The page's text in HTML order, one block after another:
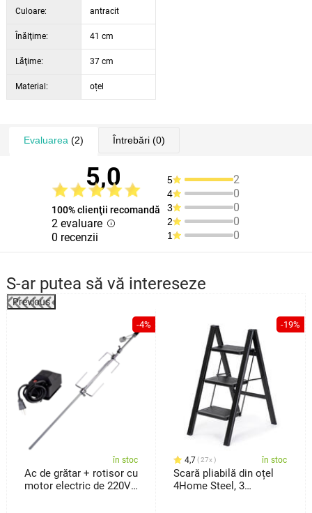
Culoare: antracit
Înălţime: 41 cm
Lăţime: 37 cm
Material: oțel
Evaluarea (2) Întrebări(0)
5,0
100% clienţii recomandă
2 evaluare
0 recenzii
5 2
4 0
3 0
2 0
1 0
S-ar putea să vă intereseze
Previous
-4%
în stoc
Ac de grătar + rotisor cu
motor electric de 220V
-19%
4,7 27x în stoc
Scară pliabilă din oțel
4Home Steel, 3